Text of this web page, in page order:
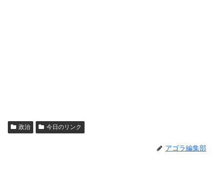
政治 今日のリンク
アゴラ編集部